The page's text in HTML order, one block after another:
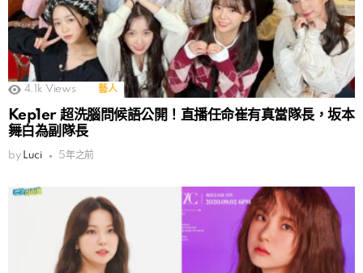
4.1k Views 藝人
Kep1er 超洗腦問候語公開！直播任命崔有真當隊長，坂本
舞白為副隊長
by Luci 5年之前